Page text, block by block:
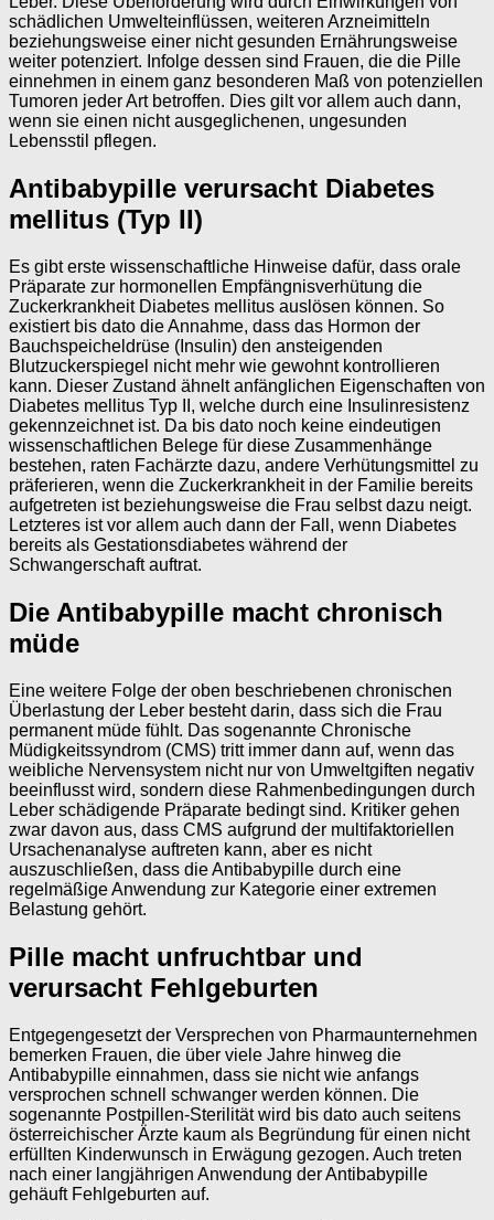
schädlichen Umwelteinflüssen, weiteren Arzneimitteln
beziehungsweise einer nicht gesunden Ernährungsweise
weiter potenziert. Infolge dessen sind Frauen, die die Pille
einnehmen in einem ganz besonderen Maß von potenziellen
Tumoren jeder Art betroffen. Dies gilt vor allem auch dann,
wenn sie einen nicht ausgeglichenen, ungesunden
Lebensstil pflegen.
Antibabypille verursacht Diabetes
mellitus (Typ II)
Es gibt erste wissenschaftliche Hinweise dafür, dass orale
Präparate zur hormonellen Empfängnisverhütung die
Zuckerkrankheit Diabetes mellitus auslösen können. So
existiert bis dato die Annahme, dass das Hormon der
Bauchspeicheldrüse (Insulin) den ansteigenden
Blutzuckerspiegel nicht mehr wie gewohnt kontrollieren
kann. Dieser Zustand ähnelt anfänglichen Eigenschaften von
Diabetes mellitus Typ II, welche durch eine Insulinresistenz
gekennzeichnet ist. Da bis dato noch keine eindeutigen
wissenschaftlichen Belege für diese Zusammenhänge
bestehen, raten Fachärzte dazu, andere Verhütungsmittel zu
präferieren, wenn die Zuckerkrankheit in der Familie bereits
aufgetreten ist beziehungsweise die Frau selbst dazu neigt.
Letzteres ist vor allem auch dann der Fall, wenn Diabetes
bereits als Gestationsdiabetes während der
Schwangerschaft auftrat.
Die Antibabypille macht chronisch
müde
Eine weitere Folge der oben beschriebenen chronischen
Überlastung der Leber besteht darin, dass sich die Frau
permanent müde fühlt. Das sogenannte Chronische
Müdigkeitssyndrom (CMS) tritt immer dann auf, wenn das
weibliche Nervensystem nicht nur von Umweltgiften negativ
beeinflusst wird, sondern diese Rahmenbedingungen durch
Leber schädigende Präparate bedingt sind. Kritiker gehen
zwar davon aus, dass CMS aufgrund der multifaktoriellen
Ursachenanalyse auftreten kann, aber es nicht
auszuschließen, dass die Antibabypille durch eine
regelmäßige Anwendung zur Kategorie einer extremen
Belastung gehört.
Pille macht unfruchtbar und
verursacht Fehlgeburten
Entgegengesetzt der Versprechen von Pharmaunternehmen
bemerken Frauen, die über viele Jahre hinweg die
Antibabypille einnahmen, dass sie nicht wie anfangs
versprochen schnell schwanger werden können. Die
sogenannte Postpillen-Sterilität wird bis dato auch seitens
österreichischer Ärzte kaum als Begründung für einen nicht
erfüllten Kinderwunsch in Erwägung gezogen. Auch treten
nach einer langjährigen Anwendung der Antibabypille
gehäuft Fehlgeburten auf.